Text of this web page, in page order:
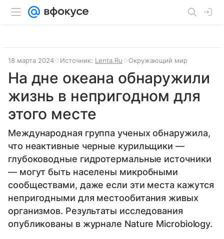
18 марта 2024 Источник: Lenta.Ru Окружающий мир
На дне океана обнаружили
жизнь в непригодном для
этого месте
Международная группа ученых обнаружила,
что неактивные черные курильщики —
глубоководные гидротермальные источники
— могут быть населены микробными
сообществами, даже если эти места кажутся
непригодными для местообитания живых
организмов. Результаты исследования
опубликованы в журнале Nature Microbiology.